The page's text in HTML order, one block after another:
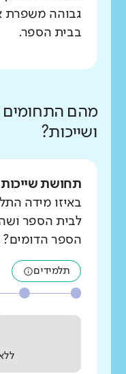
גבוהה משפרת
בבית הספר.
מהם התחומים
ושייכות?
תחושת שייכות
באיזו מידה
לבית הספר
הספר הדומים?
תלמידים